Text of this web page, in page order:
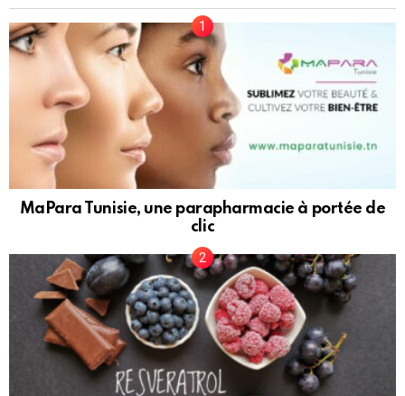
MaPara Tunisie, une parapharmacie à portée de
clic